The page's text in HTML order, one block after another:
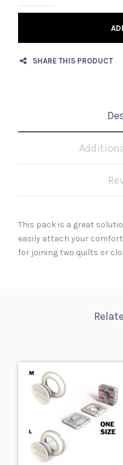
SHARE THIS PRODUCT
This pack is a great
easily attach your
for joining two quilts or